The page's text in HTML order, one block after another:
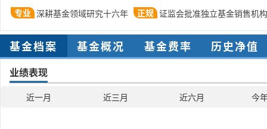
专业 深耕基金领域研究十六年 正规 证监会批准独立基金销售机构
基金档案 基金概况 基金费率 历史净值
业绩表现
近一月 近三月 近六月 今